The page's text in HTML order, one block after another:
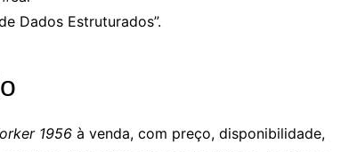
Dados Estruturados”.
1956 à venda, com preço, disponibilidade,